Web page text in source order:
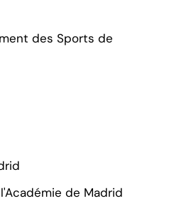
des Sports de
de Madrid